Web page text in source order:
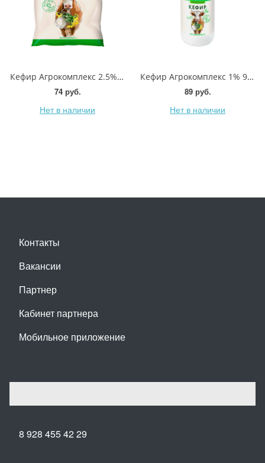
Кефир Агрокомплекс 2.5% 900мл
74 руб.
Нет в наличии
Кефир Агрокомплекс 1% 900мл
89 руб.
Нет в наличии
Контакты
Вакансии
Партнер
Кабинет партнера
Мобильное приложение
8 928 455 42 29